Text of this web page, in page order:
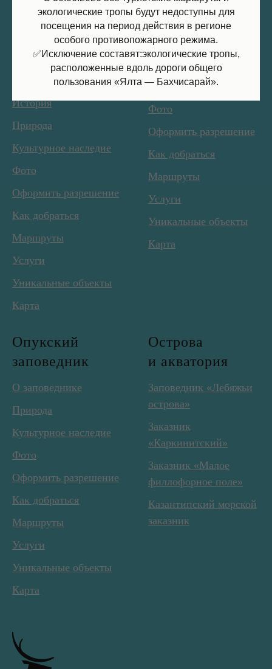
горно-
лесной
заповедник
О заповеднике
История
Природа
Культурное наследие
Фото
Оформить разрешение
Как добраться
Маршруты
Услуги
Уникальные объекты
Карта
заповедник
О заповеднике
Природа
Культурное наследие
Фото
Оформить разрешение
Как добраться
Маршруты
Услуги
Уникальные объекты
Карта
Опукский
заповедник
О заповеднике
Природа
Культурное наследие
Фото
Оформить разрешение
Как добраться
Маршруты
Услуги
Уникальные объекты
Карта
Острова
и акватория
Заповедник «Лебяжьи
острова»
Заказник
«Каркинитский»
Заказник «Малое
филлофорное поле»
Казантипский морской
заказник
экологические тропы будут недоступны для
посещения на период действия в регионе
особого противопожарного режима.
✅Исключение составят:экологические тропы,
расположенные вдоль дороги общего
пользования «Ялта — Бахчисарай».